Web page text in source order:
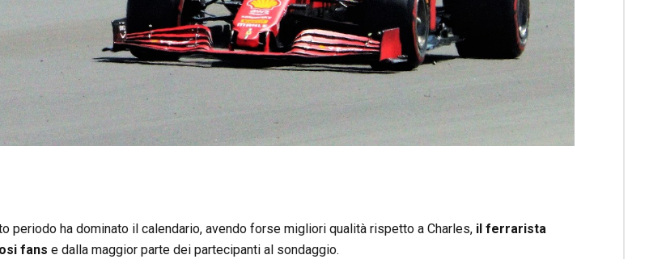
periodo ha dominato il calendario, avendo forse migliori qualità rispetto a Charles, il ferrarista
fans e dalla maggior parte dei partecipanti al sondaggio.